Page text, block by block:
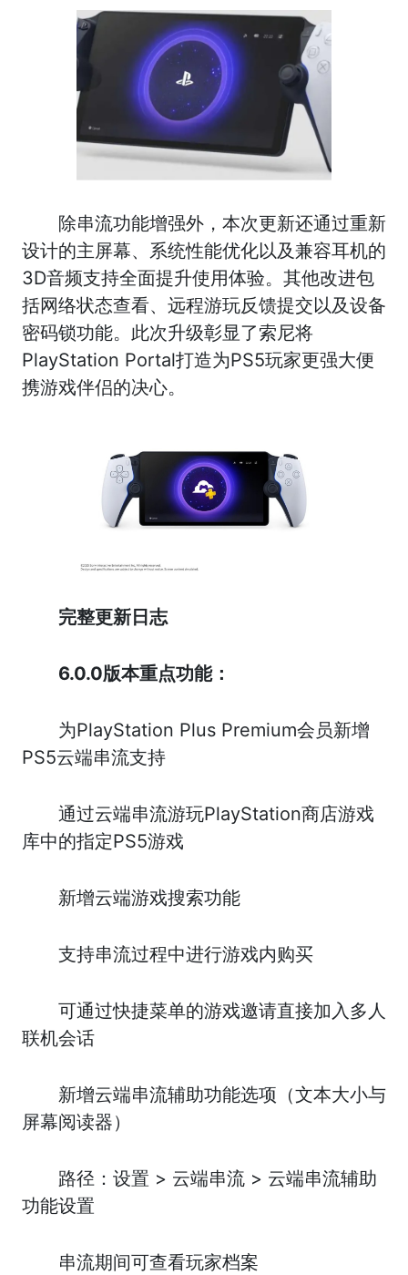
除串流功能增强外，本次更新还通过重新
设计的主屏幕、系统性能优化以及兼容耳机的
3D音频支持全面提升使用体验。其他改进包
括网络状态查看、远程游玩反馈提交以及设备
密码锁功能。此次升级彰显了索尼将
PlayStation Portal打造为PS5玩家更强大便
携游戏伴侣的决心。
完整更新日志
6.0.0版本重点功能：
为PlayStation Plus Premium会员新增
PS5云端串流支持
通过云端串流游玩PlayStation商店游戏
库中的指定PS5游戏
新增云端游戏搜索功能
支持串流过程中进行游戏内购买
可通过快捷菜单的游戏邀请直接加入多人
联机会话
新增云端串流辅助功能选项（文本大小与
屏幕阅读器）
路径：设置 > 云端串流 > 云端串流辅助
功能设置
串流期间可查看玩家档案